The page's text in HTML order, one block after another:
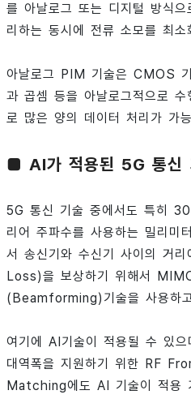
를 아날로그 또는 디지털 방식
리하는 동시에 전류 소모를 최
아날로그 PIM 기술은 CMOS
과 곱셈 등을 아날로그적으로
로 많은 양의 데이터 처리가 가
■ AI가 적용된 5G 통신
5G 통신 기술 중에서도 특히
리어 주파수를 사용하는 밀리미
서 송신기와 수신기 사이의 거
Loss)을 보상하기 위해서
(Beamforming)기술을 사용하
여기에 AI기술이 적용될 수 있
대역폭을 지원하기 위한 RF
Matching에도 AI 기술이 적용